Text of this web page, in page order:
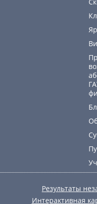
Результаты
Интерактивная